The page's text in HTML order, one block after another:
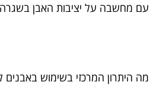
עם מחשבה על יציבות האבן
מה היתרון המרכזי בשימוש באבנים